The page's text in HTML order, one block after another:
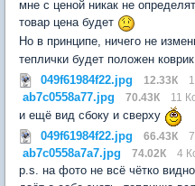
мне с ценой никак не
товар цена будет
Но в принципе, ничего не
теплички будет положен коврик
049f61984f22.jpg
12.33К
ab7c0558a77.jpg 70.43К 11
и ещё вид сбоку и сверху
049f61984f22.jpg
66.43К
ab7c0558a7a7.jpg 74.02К 4
p.s. на фото не всё чётко